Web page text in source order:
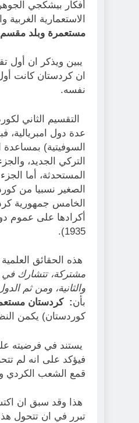
أفكار بيشكجي
الاستعمارية
مستعمرة وبلد مقسم
ان كردستان كانت
نفسه.
التقسيم الثاني
عدة دول امبريالية،
السوفيتية)
التركي الجديد،
المستحدثة، أما
الصغير نسبيا من
الخامس جمهورية
1935).
هذه الحقائق
مشتركة، تتشارك في
والثانية، ومن ثم
بأن: كردستان
كوردستان) يكمن
فيؤكد على انه لم
قمع الشعب الكردي
هذا وقد سبق ان
تبرر في ان تتحول